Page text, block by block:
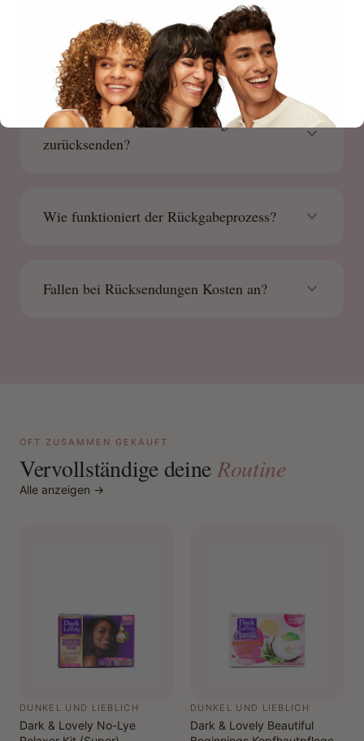
Wie kann ich eine Bestellung aufgeben?
Wie kann ich meine Bestellung
zurücksenden?
Wie funktioniert der Rückgabeprozess?
Fallen bei Rücksendungen Kosten an?
OFT ZUSAMMEN GEKAUFT
Vervollständige deineRoutine
Alle anzeigen →
DUNKEL UND LIEBLICH
Dark & ​​Lovely No-Lye
DUNKEL UND LIEBLICH
Dark & ​​Lovely Beautiful